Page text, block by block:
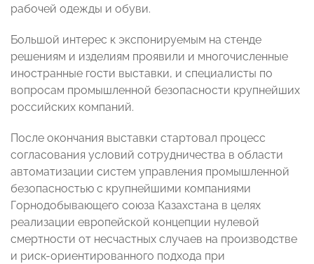
рабочей одежды и обуви.
Большой интерес к экспонируемым на стенде
решениям и изделиям проявили и многочисленные
иностранные гости выставки, и специалисты по
вопросам промышленной безопасности крупнейших
российских компаний.
После окончания выставки стартовал процесс
согласования условий сотрудничества в области
автоматизации систем управления промышленной
безопасностью с крупнейшими компаниями
Горнодобывающего союза Казахстана в целях
реализации европейской концепции нулевой
смертности от несчастных случаев на производстве
и риск-ориентированного подхода при